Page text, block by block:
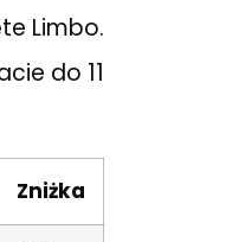
Limbo.
do 11
Zniżka